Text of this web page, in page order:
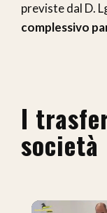
previste dal D.
complessivo
I
società